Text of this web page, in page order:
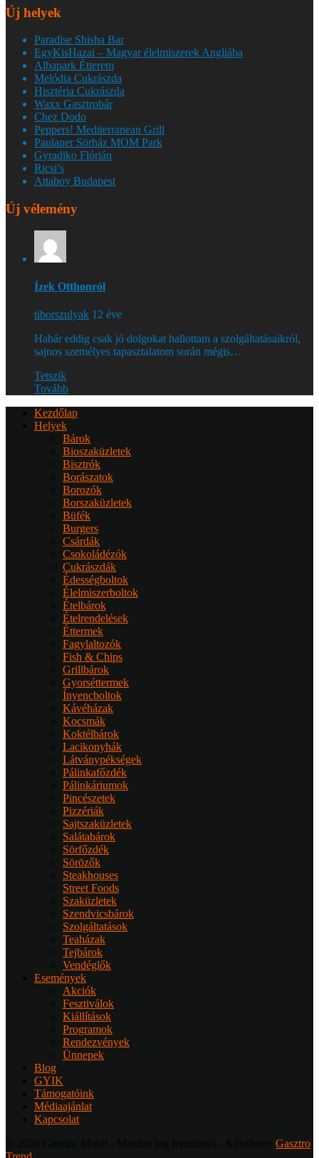
Új helyek
Paradise Shisha Bar
EgyKisHazai – Magyar élelmiszerek Angliába
Albapark Étterem
Melódia Cukrászda
Hisztéria Cukrászda
Waxx Gasztrobár
Chez Dodo
Peppers! Mediterranean Grill
Paulaner Sörház MOM Park
Gyradiko Flórián
Ricsi’s
Attaboy Budapest
Új vélemény
Ízek Otthonról
tiborszulyak 12 éve
Habár eddig csak jó dolgokat hallottam a szolgáltatásaikról,
sajnos személyes tapasztalatom során mégis…
Tetszik
Tovább
Kezdőlap
Helyek
Bárok
Bioszaküzletek
Bisztrók
Borászatok
Borozók
Borszaküzletek
Büfék
Burgers
Csárdák
Csokoládézók
Cukrászdák
Édességboltok
Élelmiszerboltok
Ételbárok
Ételrendelések
Éttermek
Fagylaltozók
Fish & Chips
Grillbárok
Gyorséttermek
Ínyencboltok
Kávéházak
Kocsmák
Koktélbárok
Lacikonyhák
Látványpékségek
Pálinkafőzdék
Pálinkáriumok
Pincészetek
Pizzériák
Sajtszaküzletek
Salátabárok
Sörfőzdék
Sörözők
Steakhouses
Street Foods
Szaküzletek
Szendvicsbárok
Szolgáltatások
Teaházak
Tejbárok
Vendéglők
Események
Akciók
Fesztiválok
Kiállítások
Programok
Rendezvények
Ünnepek
Blog
GYIK
Támogatóink
Médiaajánlat
Kapcsolat
Gasztro